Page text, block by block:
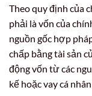
Theo quy định của
phải là vốn của
nguồn gốc hợp
chấp bằng tài sản
động vốn từ các
kế hoặc vay cá